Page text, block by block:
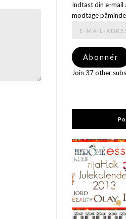
Indtast din e-
modtage
adresse
Abonnér
Join 37 other